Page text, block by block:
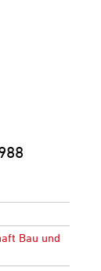
Bau und